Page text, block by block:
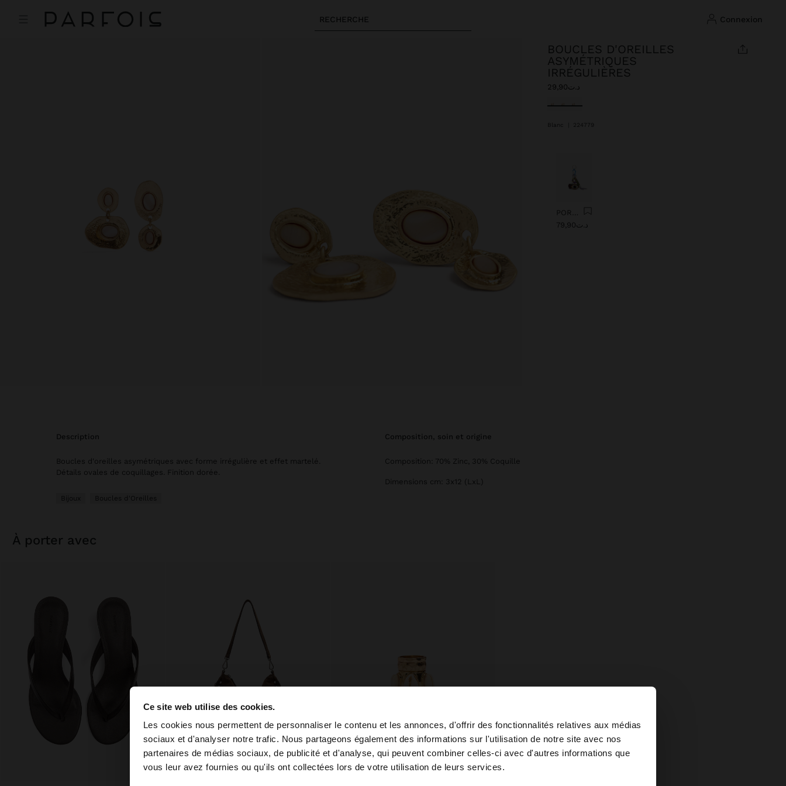
Ce site web utilise des cookies.
Les cookies nous permettent de personnaliser le contenu et les annonces, d'offrir des fonctionnalités relatives aux médias
sociaux et d'analyser notre trafic. Nous partageons également des informations sur l'utilisation de notre site avec nos
partenaires de médias sociaux, de publicité et d'analyse, qui peuvent combiner celles-ci avec d'autres informations que
vous leur avez fournies ou qu'ils ont collectées lors de votre utilisation de leurs services.
RECHERCHE connexion
bonjour ×
Vous accédez au site depuis Tunisia. Voulez-vous parcourir notre site au United States?
BOUCLES D'OREILLES
ASYMÉTRIQUES
IRRÉGULIÈRES
د.ت29,90
sélectionné(s)
Blanc 224779
د.ت79,90
description
Boucles d'oreilles asymétriques avec forme irrégulière et effet martelé.
Détails ovales de coquillages. Finition dorée.
Bijoux Boucles d'Oreilles
composition, soin et origine
Composition: 70% Zinc, 30% Coquille
Dimensions cm: 3x12 (LxL)
à porter avec